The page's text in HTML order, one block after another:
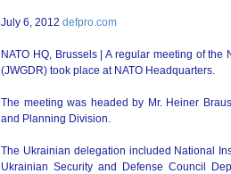
July 6, 2012 defpro.com
NATO HQ, Brussels | A regular meeting of
(JWGDR) took place at NATO Headquarters.
The meeting was headed by Mr. Heiner
and Planning Division.
The Ukrainian delegation included National
Ukrainian Security and Defense Council